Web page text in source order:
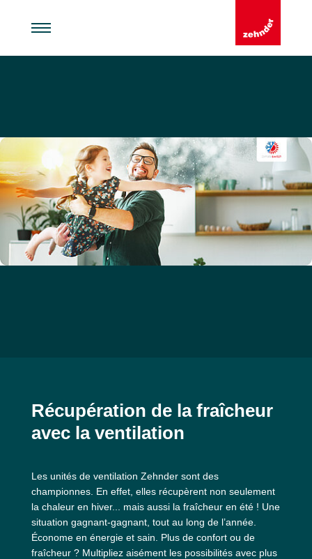
Récupération de la fraîcheur
avec la ventilation
Les unités de ventilation Zehnder sont des
championnes. En effet, elles récupèrent non seulement
la chaleur en hiver... mais aussi la fraîcheur en été ! Une
situation gagnant-gagnant, tout au long de l’année.
Économe en énergie et sain. Plus de confort ou de
fraîcheur ? Multipliez aisément les possibilités avec plus